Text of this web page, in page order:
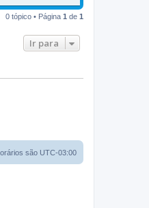
0 tópico • Página 1 de 1
Ir para
são UTC-03:00